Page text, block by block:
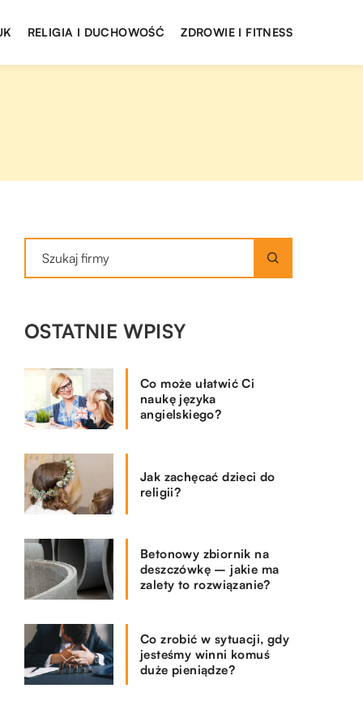
RELIGIA I DUCHOWOŚĆ ZDROWIE I FITNESS
OSTATNIE WPISY
Co może ułatwić Ci
naukę języka
angielskiego?
Jak zachęcać dzieci do
religii?
Betonowy zbiornik na
deszczówkę – jakie ma
zalety to rozwiązanie?
Co zrobić w sytuacji, gdy
jesteśmy winni komuś
duże pieniądze?